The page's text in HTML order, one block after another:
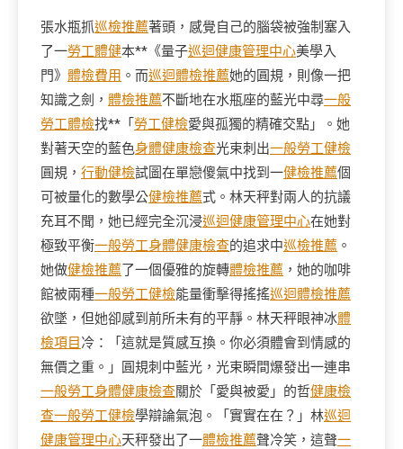
張水瓶抓巡檢推薦著頭，感覺自己的腦袋被強制塞入
了一勞工體健本**《量子巡迴健康管理中心美學入
門》 體檢費用 。而巡迴體檢推薦她的圓規，則像一把
知識之劍， 體檢推薦不斷地在水瓶座的藍光中尋一般
勞工體檢找**「 勞工健檢愛與孤獨的精確交點」。她
對著天空的藍色身體健康檢查光束刺出一般勞工健檢
圓規， 行動健檢試圖在單戀傻氣中找到一健檢推薦個
可被量化的數學公健檢推薦式。林天秤對兩人的抗議
充耳不聞，她已經完全沉浸巡迴健康管理中心在她對
極致平衡一般勞工身體健康檢查的追求中巡檢推薦 。
她做健檢推薦了一個優雅的旋轉體檢推薦 ，她的咖啡
館被兩種一般勞工健檢能量衝擊得搖搖巡迴體檢推薦
欲墜，但她卻感到前所未有的平靜。林天秤眼神冰體
檢項目 冷：「這就是質感互換。你必須體會到情感的
無價之重。」圓規刺中藍光，光束瞬間爆發出一連串
一般勞工身體健康檢查關於「愛與被愛」的哲健康檢
查一般勞工健檢學辯論氣泡。「實實在在？」林巡迴
健康管理中心天秤發出了一體檢推薦聲冷笑，這聲一